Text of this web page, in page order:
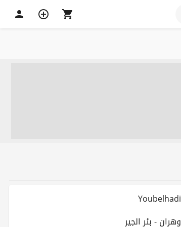
Youbelhadi
وهران - بئر الجير